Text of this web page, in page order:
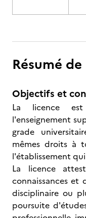
Résumé
Objectifs et
La licence
l'enseignement
grade
mêmes droits à
l'établissement
La licence
connaissances et
disciplinaire ou
poursuite